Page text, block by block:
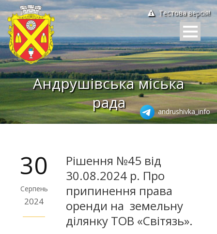
Тестова версія!
Андрушівська міська
рада
andrushivka_info
30
Серпень
2024
Рішення №45 від
30.08.2024 р. Про
припинення права
оренди на земельну
ділянку ТОВ «Світязь».